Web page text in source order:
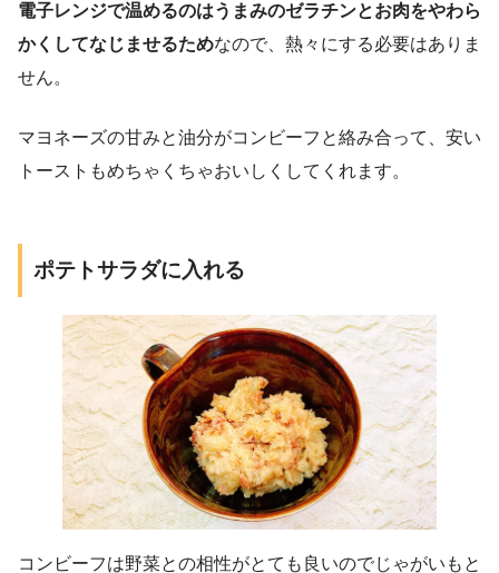
電子レンジで温めるのはうまみのゼラチンとお肉をやわら
かくしてなじませるためなので、熱々にする必要はありま
せん。
マヨネーズの甘みと油分がコンビーフと絡み合って、安い
トーストもめちゃくちゃおいしくしてくれます。
ポテトサラダに入れる
コンビーフは野菜との相性がとても良いのでじゃがいもと